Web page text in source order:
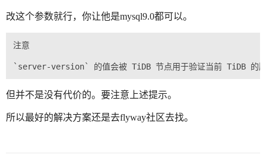
改这个参数就行，你让他是mysql9.0都可以。
注意
但并不是没有代价的。要注意上述提示。
所以最好的解决方案还是去flyway社区去找。